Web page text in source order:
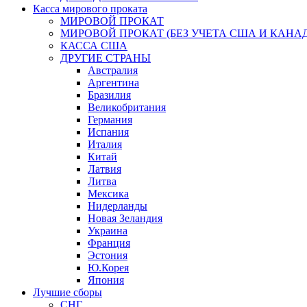
Касса мирового проката
МИРОВОЙ ПРОКАТ
МИРОВОЙ ПРОКАТ (БЕЗ УЧЕТА США И
КАССА США
ДРУГИЕ СТРАНЫ
Австралия
Аргентина
Бразилия
Великобритания
Германия
Испания
Италия
Китай
Латвия
Литва
Мексика
Нидерланды
Новая Зеландия
Украина
Франция
Эстония
Ю.Корея
Япония
Лучшие сборы
СНГ